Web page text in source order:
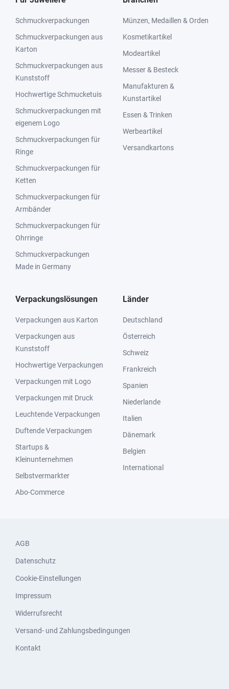
Schmuckverpackungen
Schmuckverpackungen aus
Karton
Schmuckverpackungen aus
Kunststoff
Hochwertige Schmucketuis
Schmuckverpackungen mit
eigenem Logo
Schmuckverpackungen für
Ringe
Schmuckverpackungen für
Ketten
Schmuckverpackungen für
Armbänder
Schmuckverpackungen für
Ohrringe
Schmuckverpackungen
Made in Germany
Münzen, Medaillen & Orden
Kosmetikartikel
Modeartikel
Messer & Besteck
Manufakturen &
Kunstartikel
Essen & Trinken
Werbeartikel
Versandkartons
Verpackungslösungen
Verpackungen aus Karton
Verpackungen aus
Kunststoff
Hochwertige Verpackungen
Verpackungen mit Logo
Verpackungen mit Druck
Leuchtende Verpackungen
Duftende Verpackungen
Startups &
Kleinunternehmen
Selbstvermarkter
Abo-Commerce
Länder
Deutschland
Österreich
Schweiz
Frankreich
Spanien
Niederlande
Italien
Dänemark
Belgien
International
AGB
Datenschutz
Cookie-Einstellungen
Impressum
Widerrufsrecht
Versand- und Zahlungsbedingungen
Kontakt